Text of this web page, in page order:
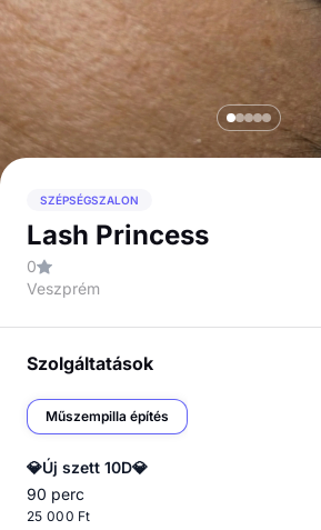
SZÉPSÉGSZALON
Lash Princess
0
Veszprém
Szolgáltatások
Műszempilla építés
💎Új szett 10D💎
90 perc
25 000 Ft